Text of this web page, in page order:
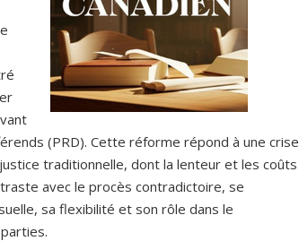
(PRD). Cette réforme répond à une crise
traditionnelle, dont la lenteur et les coûts
avec le procès contradictoire, se
sa flexibilité et son rôle dans le